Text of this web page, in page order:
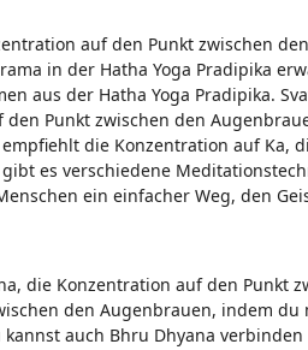
auf den Punkt zwischen
in der Hatha Yoga Pradipika
aus der Hatha Yoga Pradipika.
Punkt zwischen den
die Konzentration auf
es verschiedene
ein einfacher Weg, den
die Konzentration auf den Punkt
den Augenbrauen, indem
auch Bhru Dhyana